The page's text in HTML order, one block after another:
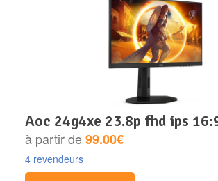
aoc 24g4xe 23.8p fhd ips
à partir de99.00€
4 revendeurs